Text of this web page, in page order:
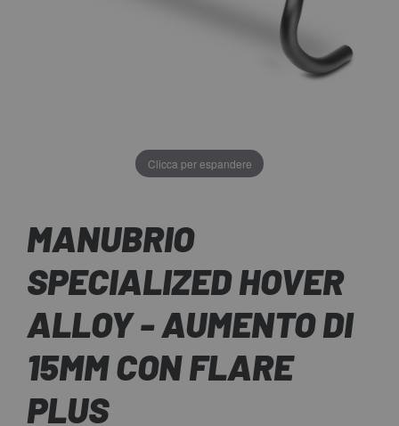
Clicca per espandere
MANUBRIO
SPECIALIZED HOVER
ALLOY - AUMENTO DI
15MM CON FLARE
PLUS